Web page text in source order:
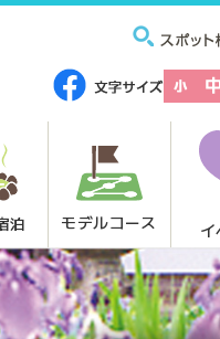
泊 モデルコース